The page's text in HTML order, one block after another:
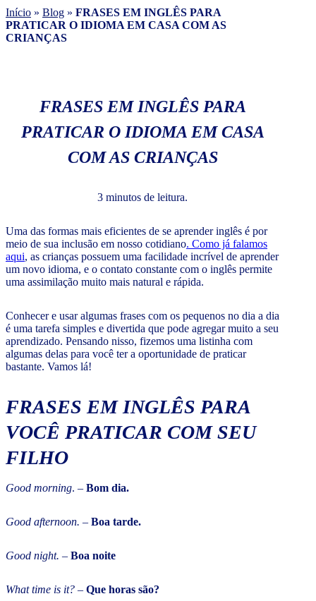
Início » Blog » FRASES EM INGLÊS PARA
PRATICAR O IDIOMA EM CASA COM AS
CRIANÇAS
FRASES EM INGLÊS PARA
PRATICAR O IDIOMA EM CASA
COM AS CRIANÇAS
3 minutos de leitura.
Uma das formas mais eficientes de se aprender inglês é por
meio de sua inclusão em nosso cotidiano. Como já falamos
aqui, as crianças possuem uma facilidade incrível de aprender
um novo idioma, e o contato constante com o inglês permite
uma assimilação muito mais natural e rápida.
Conhecer e usar algumas frases com os pequenos no dia a dia
é uma tarefa simples e divertida que pode agregar muito a seu
aprendizado. Pensando nisso, fizemos uma listinha com
algumas delas para você ter a oportunidade de praticar
bastante. Vamos lá!
FRASES EM INGLÊS PARA
VOCÊ PRATICAR COM SEU
FILHO
Good morning. – Bom dia.
Good afternoon. – Boa tarde.
Good night. – Boa noite
What time is it? – Que horas são?